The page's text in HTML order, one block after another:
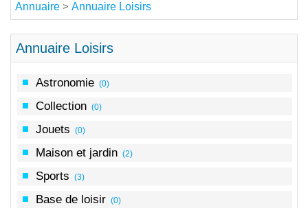
Annuaire > Annuaire Loisirs
Annuaire Loisirs
Astronomie (0)
Collection (0)
Jouets (0)
Maison et jardin (2)
Sports (3)
Base de loisir (0)